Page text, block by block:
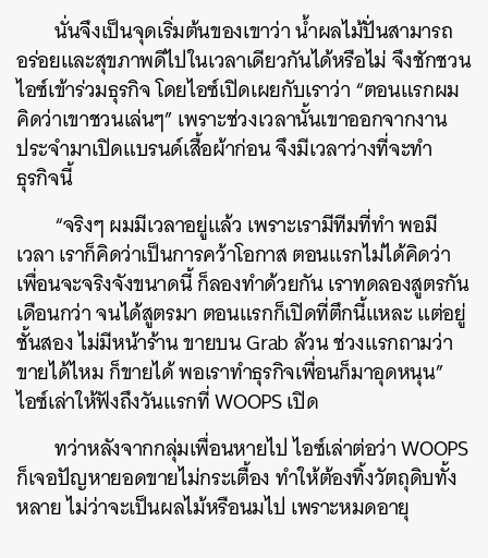
นั่นจึงเป็นจุดเริ่มต้นของเขาว่า น้ำผลไม้ปั่นสามารถ
อร่อยและสุขภาพดีไปในเวลาเดียวกันได้หรือไม่ จึงชักชวน
ไอซ์เข้าร่วมธุรกิจ โดยไอซ์เปิดเผยกับเราว่า “ตอนแรกผม
คิดว่าเขาชวนเล่นๆ” เพราะช่วงเวลานั้นเขาออกจากงาน
ประจำมาเปิดแบรนด์เสื้อผ้าก่อน จึงมีเวลาว่างที่จะทำ
ธุรกิจนี้
“จริงๆ ผมมีเวลาอยู่แล้ว เพราะเรามีทีมที่ทำ พอมี
เวลา เราก็คิดว่าเป็นการคว้าโอกาส ตอนแรกไม่ได้คิดว่า
เพื่อนจะจริงจังขนาดนี้ ก็ลองทำด้วยกัน เราทดลองสูตรกัน
เดือนกว่า จนได้สูตรมา ตอนแรกก็เปิดที่ตึกนี้แหละ แต่อยู่
ชั้นสอง ไม่มีหน้าร้าน ขายบน Grab ล้วน ช่วงแรกถามว่า
ขายได้ไหม ก็ขายได้ พอเราทำธุรกิจเพื่อนก็มาอุดหนุน”
ไอซ์เล่าให้ฟังถึงวันแรกที่ WOOPS เปิด
ทว่าหลังจากกลุ่มเพื่อนหายไป ไอซ์เล่าต่อว่า WOOPS
ก็เจอปัญหายอดขายไม่กระเตื้อง ทำให้ต้องทิ้งวัตถุดิบทั้ง
หลาย ไม่ว่าจะเป็นผลไม้หรือนมไป เพราะหมดอายุ